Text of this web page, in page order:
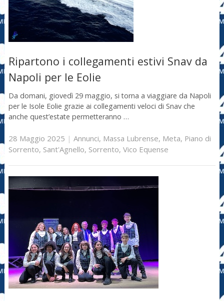
Ripartono i collegamenti estivi Snav da
Napoli per le Eolie
Da domani, giovedì 29 maggio, si torna a viaggiare da Napoli
per le Isole Eolie grazie ai collegamenti veloci di Snav che
anche quest’estate permetteranno …
28 Maggio 2025 | Annunci, Massa Lubrense, Meta, Piano di
Sorrento, Sant'Agnello, Sorrento, Vico Equense